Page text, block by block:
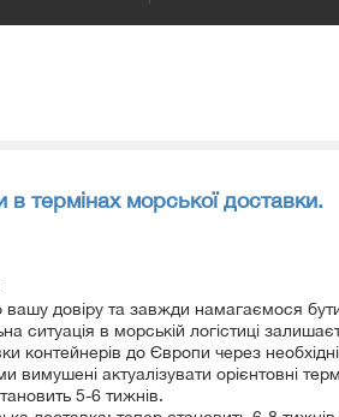
в термінах морської доставки.
довіру та завжди намагаємося
ситуація в морській логістиці
контейнерів до Європи через
вимушені актуалізувати орієнтовні
5-6 тижнів.